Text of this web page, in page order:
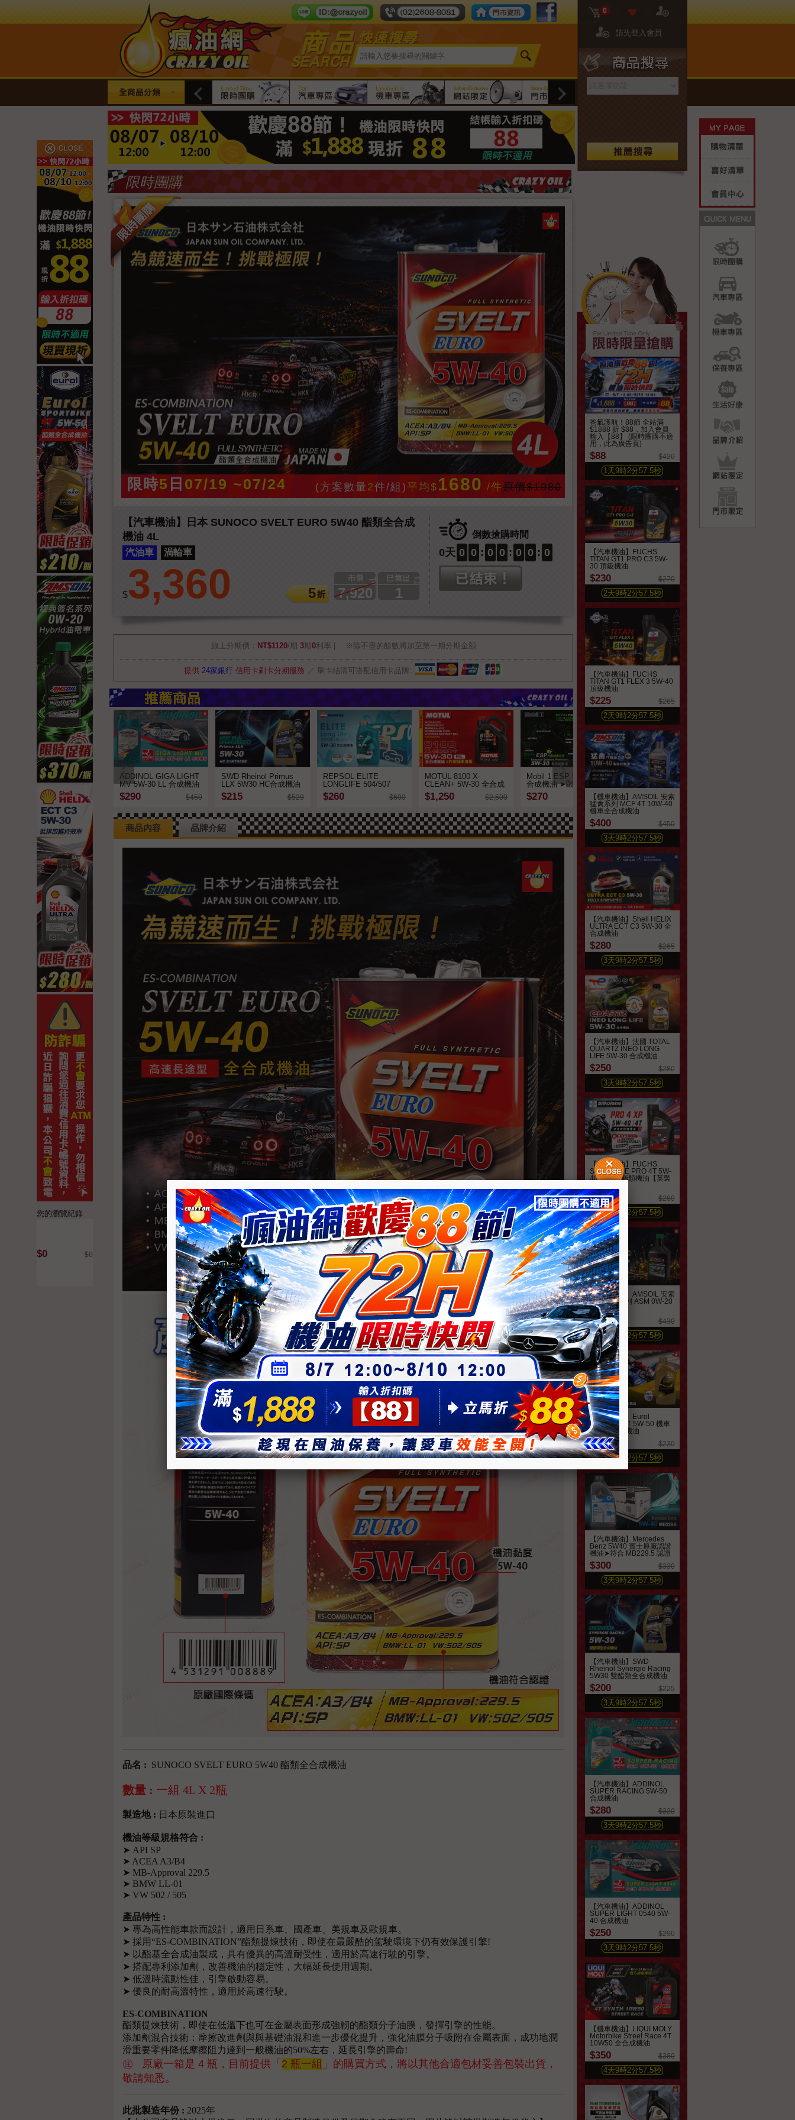
0
請先登入會員
Line ID：crazy-oil tel number：02-2608-8081
門市資訊FB粉絲團
全商品分類 限時團購 汽車專區 機車專區 網站限定
爸氣護航！88節 全站滿
$1888 折 $88，加入會員
輸入【88】 (限時團購不適
用，此為廣告頁)
$88 $420
1天9時2分55.7秒
【汽車機油】FUCHS
TITAN GT1 PRO C3 5W-
30 頂級機油
$230 $270
2天9時2分55.7秒
【汽車機油】FUCHS
TITAN GT1 FLEX 3 5W-40
頂級機油
$225 $265
2天9時2分55.7秒
【機車機油】AMSOIL 安索
猛禽系列 MCF 4T 10W-40
機車全合成機油
$400 $450
3天9時2分55.7秒
【汽車機油】Shell HELIX
ULTRA ECT C3 5W-30 全
合成機油
$280 $265
3天9時2分55.7秒
【汽車機油】法國 TOTAL
QUARTZ INEO LONG
LIFE 5W-30 合成機油
$250 $280
3天9時2分55.7秒
【機車機油】FUCHS
SILKOLENE PRO 4T 5W-
40 全合成酯類機油【英製
$245 $280
3天9時 2分55.7秒
【汽車機油】AMSOIL 安索
經典簽名系列 ASM 0W-20
全合成機油
$370 $430
3天9 2分55.7秒
【機車機油】Eurol
SportBike 4T 5W-50 機車
全合成酯類機油
$210 $230
3天9時 2分55.7秒
【汽車機油】Mercedes
Benz 5W40 賓士原廠認證
機油➤符合 MB229.5 認證
$300 $330
3天9時2分55.7秒
【汽車機油】SWD
Rheinol Synergie Racing
5W30 雙酯類全合成機油
$200 $225
3天9時2分55.7秒
【汽車機油】ADDINOL
SUPER RACING 5W-50
合成機油
$280 $320
3天9時2分55.7秒
【汽車機油】ADDINOL
SUPER LIGHT 0540 5W-
40 合成機油
$250 $290
3天9時2分55.7秒
【機車機油】LIQUI MOLY
Motorbike Street Race 4T
10W50 全合成機油
$350 $380
4天9時2分55.7秒
您的瀏覽紀錄
$0 $0
限時團購
限時5 日 07/19 ~07/24 (方案數量 2件/組)平均$ 1680 /件原價$1980
【汽車機油】日本 SUNOCO SVELT EURO 5W40 酯類全合成
機油 4L
汽油車 渦輪車
$3,360 5
市價
7,920
已搶購
1
倒數搶購時間
0天 0 0 : 0 0 : 0 0 : 0
線上分期價： NT$1120/期 3期0利率 ※除不盡的餘數將加至第一期分期金額
提供 24家銀行 信用卡刷卡分期服務 ／ 刷卡結清可搭配信用卡品牌:
ADDINOL GIGA LIGHT
MV 5W-30 LL 合成機油
$290 $450
SWD Rheinol Primus
LLX 5W30 HC合成機油
➤ 新包裝
$215 $529
REPSOL ELITE
LONGLIFE 504/507
5W30 全合成機油
$260 $600
MOTUL 8100 X-
CLEAN+ 5W-30 全合成
機油 5L
$1,250 $2,500
Mobil 1 ESP 5W-30 全
合成機油 ➤毆盟原裝進
口非亞洲版
$270 $420
LIQUI MOLY LongLife
III 5W30 合成機油
$320
商品內容 品牌介紹
品名 : SUNOCO SVELT EURO 5W40 酯類全合成機油
數量 : 一組 4L X 2瓶
製造地 : 日本原裝進口
機油等級規格符合 :
➤ API SP
➤ ACEA A3/B4
➤ MB-Approval 229.5
➤ BMW LL-01
➤ VW 502 / 505
產品特性 :
➤ 專為高性能車款而設計，適用日系車、國產車、美規車及歐規車。
➤ 採用“ES-COMBINATION”酯類提煉技術，即使在最嚴酷的駕駛環境下仍有效保護引擎!
➤ 以酯基全合成油製成，具有優異的高溫耐受性，適用於高速行駛的引擎。
➤ 搭配專利添加劑，改善機油的穩定性，大幅延長使用週期。
➤ 低溫時流動性佳，引擎啟動容易。
➤ 優良的耐高溫特性，適用於高速行駛。
ES-COMBINATION
酯類提煉技術，即使在低溫下也可在金屬表面形成強韌的酯類分子油膜，發揮引擎的性能。
添加劑混合技術：摩擦改進劑與與基礎油混和進一步優化提升，強化油膜分子吸附在金屬表面，成功地潤
滑重要零件降低摩擦阻力達到一般機油的50%左右，延長引擎的壽命!
㊟ 原廠一箱是 4 瓶，目前提供「 2 瓶一組 」的購買方式 ，將以其他合適包材妥善包裝出貨 ，
敬請知悉。
此批製造年份 : 2025年